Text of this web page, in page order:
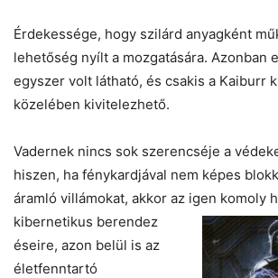
Érdekessége, hogy szilárd anyagként
lehetőség nyílt a mozgatására. Azonban
egyszer volt látható, és csakis a Kaiburr
közelében kivitelezhető.
Vadernek nincs sok szerencséje a
hiszen, ha fénykardjával nem képes
áramló villámokat, akkor az igen komoly
kibernetikus berendez
éseire, azon belül is az
életfenntartó